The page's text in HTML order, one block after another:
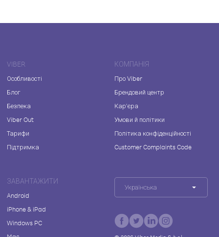
VIBER
Особливості
Блог
Безпека
Viber Out
Тарифи
Підтримка
КОМПАНІЯ
Про Viber
Брендовий центр
Кар'єра
Умови й політики
Політика конфіденційності
Customer Complaints Code
ЗАВАНТАЖИТИ
Android
iPhone & iPad
Windows PC
Українська